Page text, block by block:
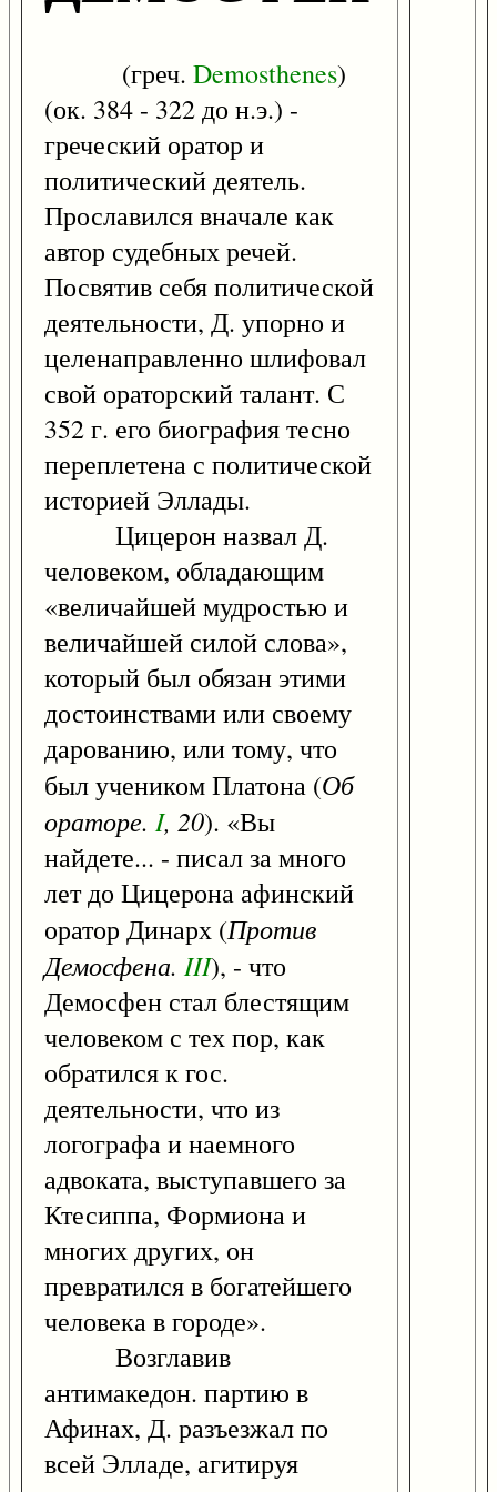
(греч. Demosthenes)
(ок. 384 - 322 до н.э.) -
греческий оратор и
политический деятель.
Прославился вначале как
автор судебных речей.
Посвятив себя политической
деятельности, Д. упорно и
целенаправленно шлифовал
свой ораторский талант. С
352 г. его биография тесно
переплетена с политической
историей Эллады.
Цицерон назвал Д.
человеком, обладающим
«величайшей мудростью и
величайшей силой слова»,
который был обязан этими
достоинствами или своему
дарованию, или тому, что
был учеником Платона (Об
ораторе. I, 20). «Вы
найдете... - писал за много
лет до Цицерона афинский
оратор Динарх (Против
Демосфена. III), - что
Демосфен стал блестящим
человеком с тех пор, как
обратился к гос.
деятельности, что из
логографа и наемного
адвоката, выступавшего за
Ктесиппа, Формиона и
многих других, он
превратился в богатейшего
человека в городе».
Возглавив
антимакедон. партию в
Афинах, Д. разъезжал по
всей Элладе, агитируя